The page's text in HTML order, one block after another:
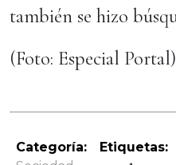
también se hizo
(Foto: Especial Portal)
Categoría:
Etiquetas: